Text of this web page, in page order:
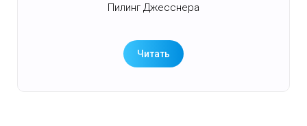
Пилинг Джесснера
Читать